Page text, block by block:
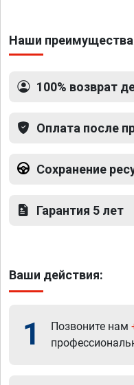
Наши преимущества
100% возврат
Оплата после
Сохранение
Гарантия 5 лет
Ваши действия:
1 Позвоните нам